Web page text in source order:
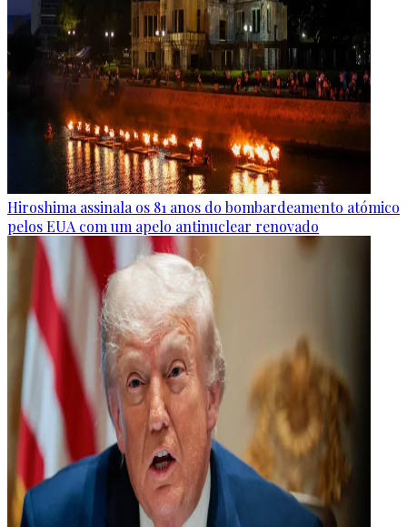
Hiroshima assinala os 81 anos do bombardeamento atómico
pelos EUA com um apelo antinuclear renovado